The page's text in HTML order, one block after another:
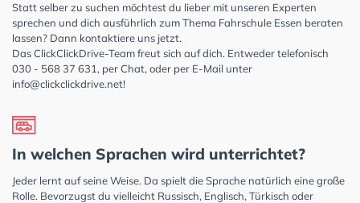
Statt selber zu suchen möchtest du lieber mit unseren Experten
sprechen und dich ausführlich zum Thema Fahrschule Essen beraten
lassen? Dann kontaktiere uns jetzt.
Das ClickClickDrive-Team freut sich auf dich. Entweder telefonisch
030 - 568 37 631, per Chat, oder per E-Mail unter
info@clickclickdrive.net!
In welchen Sprachen wird unterrichtet?
Jeder lernt auf seine Weise. Da spielt die Sprache natürlich eine große
Rolle. Bevorzugst du vielleicht Russisch, Englisch, Türkisch oder